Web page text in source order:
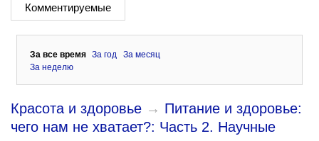
Комментируемые
За все время За год
За месяц
За неделю
Красота и здоровье → Питание и здоровье:
чего нам не хватает?: Часть 2. Научные